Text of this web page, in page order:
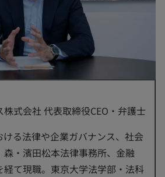
式会社 代表取締役CEO・弁護士
る法律や企業ガバナンス、社会
・濱田松本法律事務所、金融
経て現職。東京大学法学部・法科